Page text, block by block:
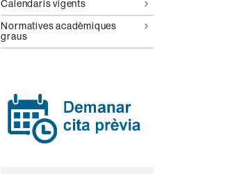
Calendaris vigents
Normatives acadèmiques
graus